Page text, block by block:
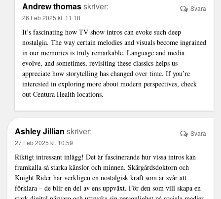
Andrew thomasskriver:
26 Feb 2025 kl. 11:18
It’s fascinating how TV show intros can evoke such deep
nostalgia. The way certain melodies and visuals become ingrained
in our memories is truly remarkable. Language and media
evolve, and sometimes, revisiting these classics helps us
appreciate how storytelling has changed over time. If you’re
interested in exploring more about modern perspectives, check
out Centura Health locations.
Svara
Ashley Jillian skriver:
27 Feb 2025 kl. 10:59
Riktigt intressant inlägg! Det är fascinerande hur vissa intros kan
framkalla så starka känslor och minnen. Skärgårdsdoktorn och
Knight Rider har verkligen en nostalgisk kraft som är svår att
förklara – de blir en del av ens uppväxt. För den som vill skapa en
Svara